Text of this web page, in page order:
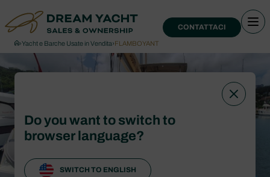
CONTATTACI
›Yacht e Barche Usate in Vendita›FLAMBOYANT
Do you want to switch to
browser language?
SWITCH TO ENGLISH